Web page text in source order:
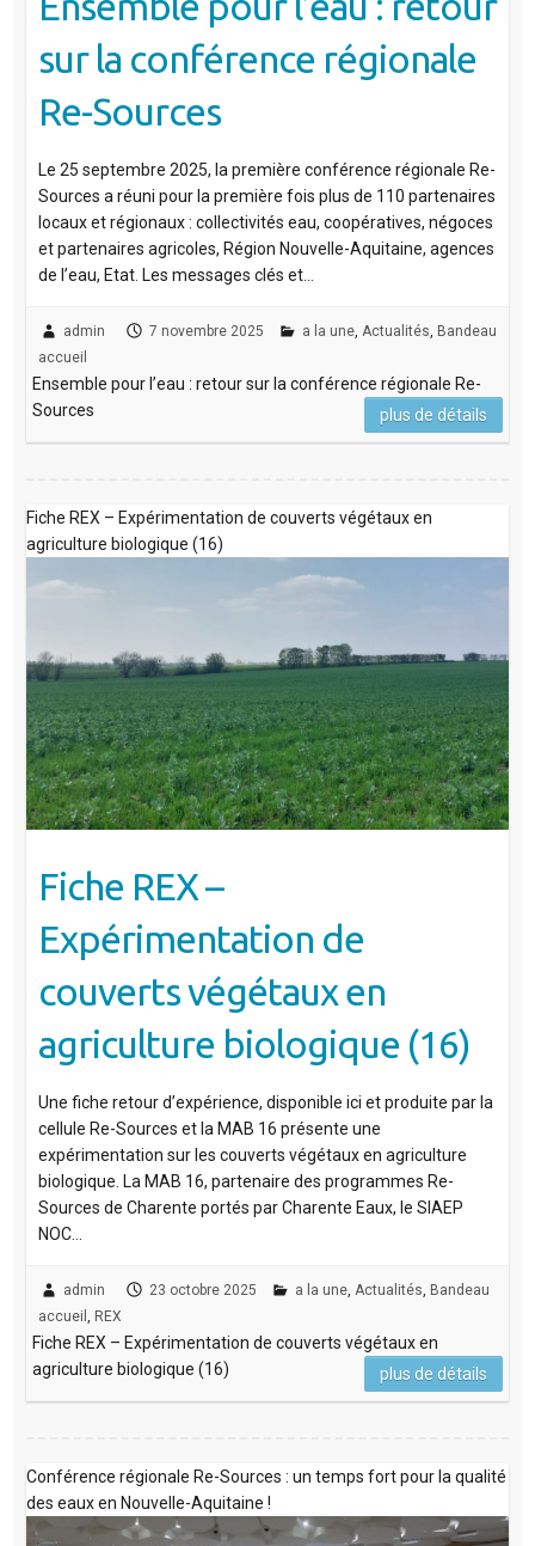
sur la conférence régionale
Re-Sources
Le 25 septembre 2025, la première conférence régionale Re-
Sources a réuni pour la première fois plus de 110 partenaires
locaux et régionaux : collectivités eau, coopératives, négoces
et partenaires agricoles, Région Nouvelle-Aquitaine, agences
de l’eau, Etat. Les messages clés et…
admin 7 novembre 2025 a la une, Actualités Bandeau
accueil
Ensemble pour l’eau : retour sur la conférence régionale Re-
Sources
plus de détails
Fiche REX – Expérimentation de couverts végétaux en
agriculture biologique (16)
Fiche REX –
Expérimentation de
couverts végétaux en
agriculture biologique (16)
Une fiche retour d’expérience, disponible ici et produite par la
cellule Re-Sources et la MAB 16 présente une
expérimentation sur les couverts végétaux en agriculture
biologique. La MAB 16, partenaire des programmes Re-
Sources de Charente portés par Charente Eaux, le SIAEP
NOC…
admin 23 octobre 2025 a la une, Actualités Bandeau
accueil
REX
Fiche REX – Expérimentation de couverts végétaux en
agriculture biologique (16)
plus de détails
Conférence régionale Re-Sources : un temps fort pour la qualité
des eaux en Nouvelle-Aquitaine !